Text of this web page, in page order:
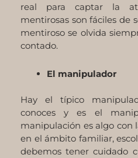
real para captar la
mentirosas son fáciles de
mentiroso se olvida
contado.
El manipulador
Hay el típico
conoces y es el
manipulación es algo con
en el ámbito familiar,
debemos tener cuidado